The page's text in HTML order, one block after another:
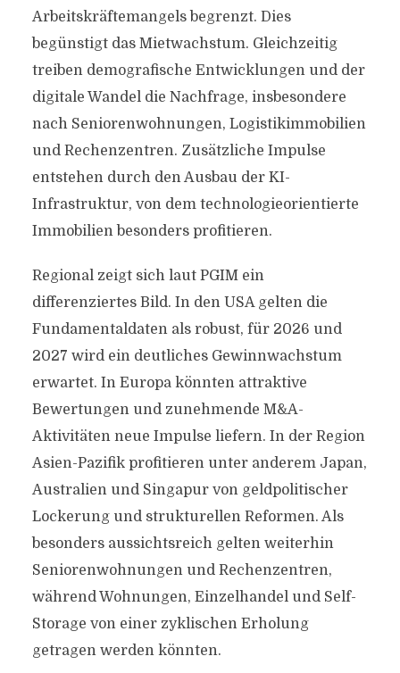
Arbeitskräftemangels begrenzt. Dies
begünstigt das Mietwachstum. Gleichzeitig
treiben demografische Entwicklungen und der
digitale Wandel die Nachfrage, insbesondere
nach Seniorenwohnungen, Logistikimmobilien
und Rechenzentren. Zusätzliche Impulse
entstehen durch den Ausbau der KI-
Infrastruktur, von dem technologieorientierte
Immobilien besonders profitieren.
Regional zeigt sich laut PGIM ein
differenziertes Bild. In den USA gelten die
Fundamentaldaten als robust, für 2026 und
2027 wird ein deutliches Gewinnwachstum
erwartet. In Europa könnten attraktive
Bewertungen und zunehmende M&A-
Aktivitäten neue Impulse liefern. In der Region
Asien-Pazifik profitieren unter anderem Japan,
Australien und Singapur von geldpolitischer
Lockerung und strukturellen Reformen. Als
besonders aussichtsreich gelten weiterhin
Seniorenwohnungen und Rechenzentren,
während Wohnungen, Einzelhandel und Self-
Storage von einer zyklischen Erholung
getragen werden könnten.